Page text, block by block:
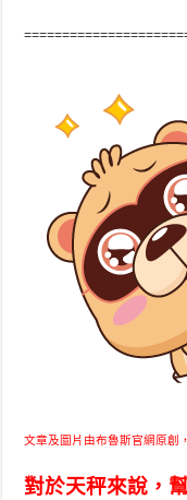
文章及圖片由布魯斯官網原創
對於天秤來說，